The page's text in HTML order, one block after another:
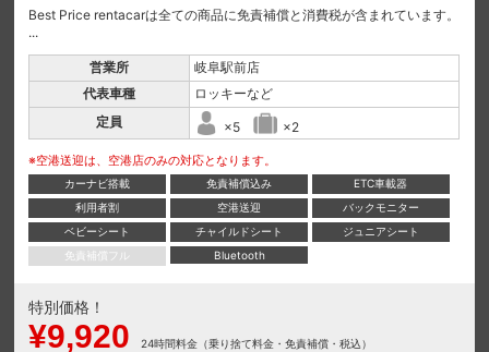
Best Price rentacarは全ての商品に免責補償と消費税が含まれています。
...
営業所
岐阜駅前店
代表車種
ロッキーなど
定員
×5 ×2
※空港送迎は、空港店のみの対応となります。
カーナビ搭載 免責補償込み
ETC車載器
利用者割
空港送迎
バックモニター
ベビーシート
チャイルドシート
ジュニアシート
免責補償フル
Bluetooth
特別価格！
¥9,920 24時間料金（乗り捨て料金・免責補償・税込）